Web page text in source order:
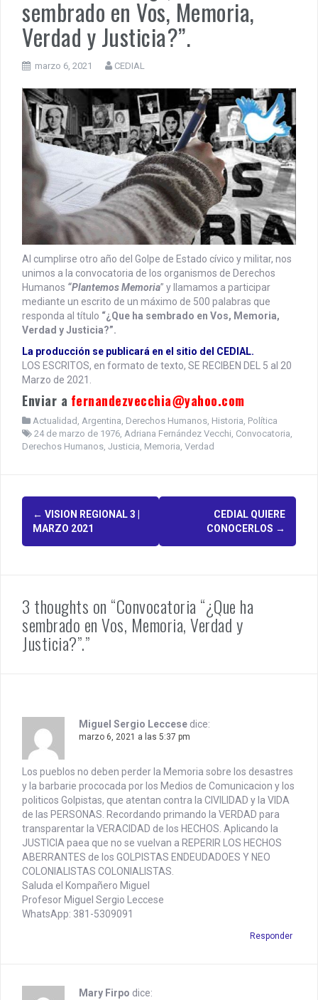
PENSAR UNA SEÑAL | Se echan los dados éticos de la
sustentibilidad. | 6 DE AGOSTO: SOBERANIA TERRITORIAL,
sembrado en Vos, Memoria,
Verdad y Justicia?”.
marzo 6, 2021 CEDIAL
Al cumplirse otro año del Golpe de Estado cívico y militar, nos
unimos a la convocatoria de los organismos de Derechos
Humanos “Plantemos Memoria” y llamamos a participar
mediante un escrito de un máximo de 500 palabras que
responda al título “¿Que ha sembrado en Vos, Memoria,
Verdad y Justicia?”.
La producción se publicará en el sitio del CEDIAL.
LOS ESCRITOS, en formato de texto, SE RECIBEN DEL 5 al 20
Marzo de 2021.
Enviar a fernandezvecchia@yahoo.com
Actualidad , Argentina, Derechos Humanos, Historia, Política
24 de marzo de 1976, Adriana Fernández Vecchi, Convocatoria,
Derechos Humanos, Justicia, Memoria, Verdad
o
t
n
a
g
a
t
i
o
n
← VISION REGIONAL 3 |
MARZO 2021
CEDIAL QUIERE
CONOCERLOS →
3 thoughts on “Convocatoria “¿Que ha
sembrado en Vos, Memoria, Verdad y
Justicia?”.”
Miguel Sergio Leccese dice:
marzo 6, 2021 a las 5:37 pm
Los pueblos no deben perder la Memoria sobre los desastres
y la barbarie prococada por los Medios de Comunicacion y los
politicos Golpistas, que atentan contra la CIVILIDAD y la VIDA
de las PERSONAS. Recordando primando la VERDAD para
transparentar la VERACIDAD de los HECHOS. Aplicando la
JUSTICIA paea que no se vuelvan a REPERIR LOS HECHOS
ABERRANTES de los GOLPISTAS ENDEUDADOES Y NEO
COLONIALISTAS COLONIALISTAS.
Saluda el Kompañero Miguel
Profesor Miguel Sergio Leccese
WhatsApp: 381-5309091
Responder
Mary Firpo dice: